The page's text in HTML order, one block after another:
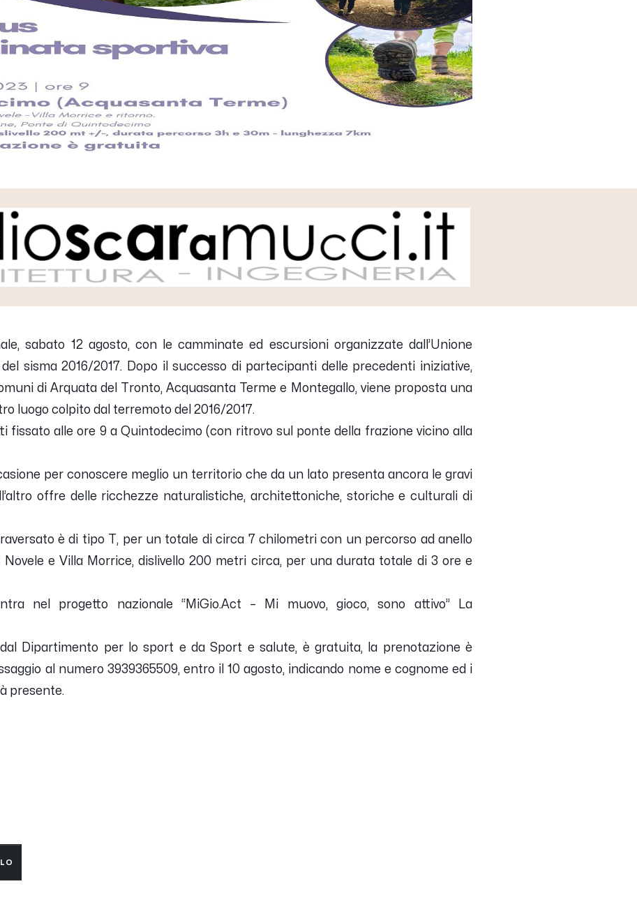
sabato 12 agosto, con le camminate ed escursioni organizzate dall’Unione
sisma 2016/2017. Dopo il successo di partecipanti delle precedenti iniziative,
di Arquata del Tronto, Acquasanta Terme e Montegallo, viene proposta una
luogo colpito dal terremoto del 2016/2017.
fissato alle ore 9 a Quintodecimo (con ritrovo sul ponte della frazione vicino alla
per conoscere meglio un territorio che da un lato presenta ancora le gravi
offre delle ricchezze naturalistiche, architettoniche, storiche e culturali di
è di tipo T, per un totale di circa 7 chilometri con un percorso ad anello
e Villa Morrice, dislivello 200 metri circa, per una durata totale di 3 ore e
nel progetto nazionale “MiGio.Act – Mi muovo, gioco, sono attivo” La
dal Dipartimento per lo sport e da Sport e salute, è gratuita, la prenotazione è
al numero 3939365509, entro il 10 agosto, indicando nome e cognome ed i
presente.